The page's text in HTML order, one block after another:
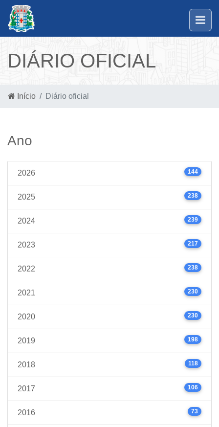
DIÁRIO OFICIAL
Início Diário oficial
Ano
2026 144
2025 238
2024 239
2023 217
2022 238
2021 230
2020 230
2019 198
2018 118
2017 106
2016 73